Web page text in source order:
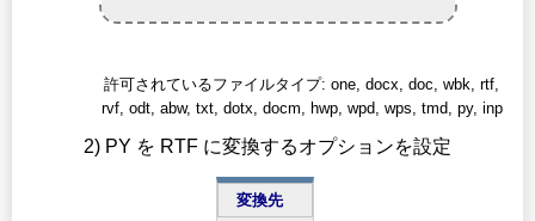
許可されているファイルタイプ: one, docx, doc, wbk, rtf,
rvf, odt, abw, txt, dotx, docm, hwp, wpd, wps, tmd, py, inp
2) PY を RTF に変換するオプションを設定
変換先